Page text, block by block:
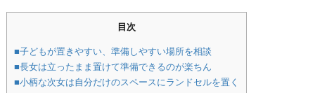
目次
■子どもが置きやすい、準備しやすい場所を相談
■長女は立ったまま置けて準備できるのが楽ちん
■小柄な次女は自分だけのスペースにランドセルを置く